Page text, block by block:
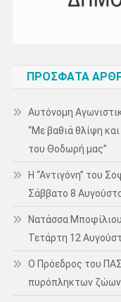
ΠΡΌΣΦΑΤΑ
Αυτόνομη
“Με βαθιά θλίψη
του Θοδωρή μας”
Η “Αντιγόνη” του
Σάββατο 8
Νατάσσα
Τετάρτη 12
Ο Πρόεδρος του
πυρόπληκτων